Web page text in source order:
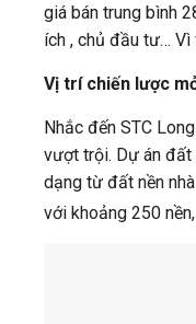
giá bán trung bình
ích , chủ đầu tư… Vì
Vị trí chiến lược
Nhắc đến STC
vượt trội. Dự án đất
dạng từ đất nền
với khoảng 250